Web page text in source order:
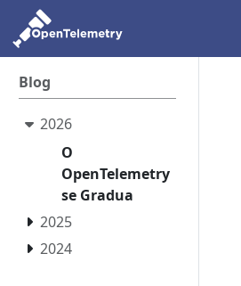
Blog
2026
O
OpenTelemetry
se Gradua
2025
2024